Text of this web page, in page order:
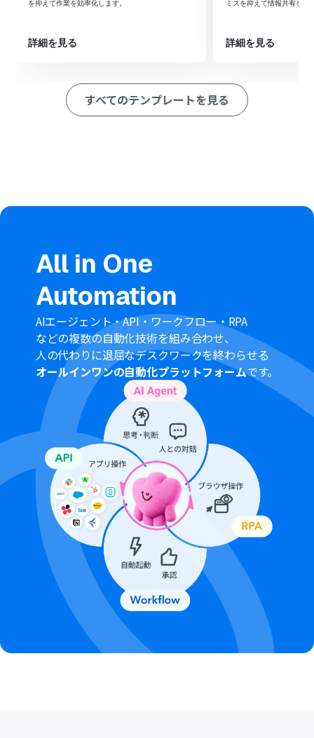
設定します。
ョンを設けます。
次に、RoboRoboコンプライアンスチェックの「チェッ
る」アクションを設定し、取得したチェック結果を該当の
行に反映させます。
としたいスプレッドシートやシートを任意で設定してく
ションでは、RoboRoboコンプライアンスチェックで取
得した結果を変数として埋め込むだけでなく、ステータ
柔軟な設定が可能です。
■注意事項
Google スプレッドシート、RoboRoboコンプライアンス
チェックのそれぞれとYoomを連携してください。
トリガーは5分、10分、15分、30分、60分の間隔で起動
間隔を選択できます。
プランによって最短の起動間隔が異なりますので、ご注意
ください。
「待機する」オペレーションは、パーソナルプラン以上
のプランでご利用いただける機能となっております。フリ
ープランの場合は設定しているフローボットのオペレーシ
ョンやデータコネクトはエラーとなりますので、ご注意く
ださい。
パーソナルプランなどの有料プランは、2週間の無料トラ
イアルを行うことが可能です。無料トライアル中には制限
対象のアプリや機能（オペレーション）を使用すること
ができます。
Google スプレッドシートをアプリトリガーとして使用す
る際の注意事項は「【アプリトリガー】Google スプレッ
ドシートのトリガーにおける注意事項」を参照してくだ
さい。
を抑えて作業を効率化します。
詳細を見る
ミスを抑えて情報共有を早
詳細を見る
すべてのテンプレートを見る
All in One
Automation
AIエージェント・API・ワークフロー・RPA
などの複数の自動化技術を組み合わせ、
人の代わりに退屈なデスクワークを終わらせる
オールインワンの自動化プラットフォームです。